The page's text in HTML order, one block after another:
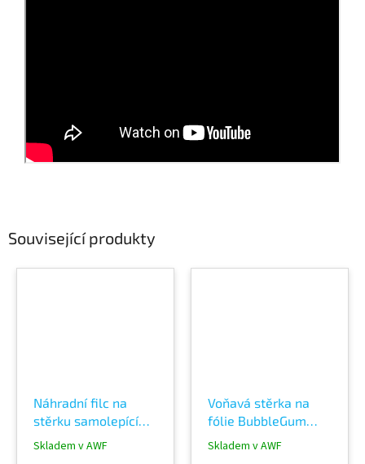
Související produkty
Náhradní filc na
stěrku samolepící
Banana Buffer
Skladem v AWF
Voňavá stěrka na
fólie BubbleGum
YelloTools
Skladem v AWF